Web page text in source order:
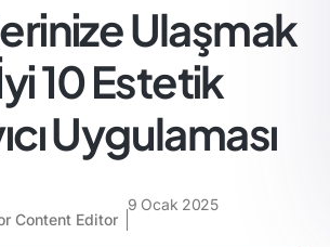
Ulaşmak
10 Estetik
Uygulaması
Content Editor
9 Ocak 2025